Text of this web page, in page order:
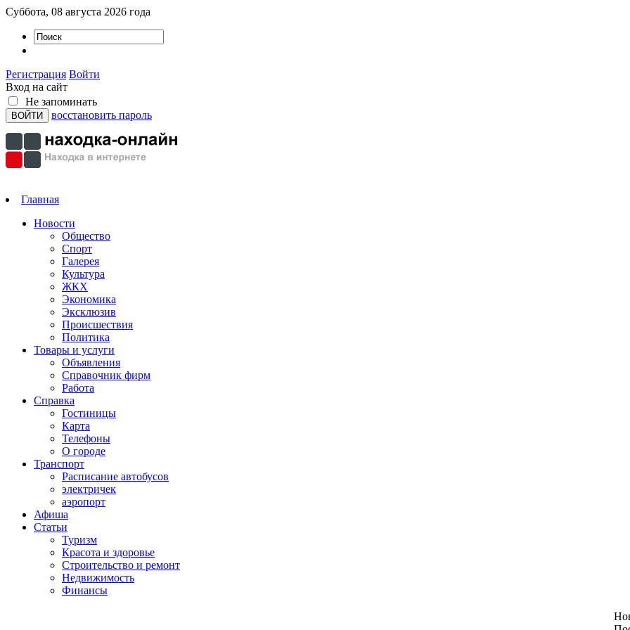
Суббота, 08 августа 2026 года
Регистрация Войти
Вход на сайт
Не запоминать
восстановить пароль
Главная
Новости
Общество
Спорт
Галерея
Культура
ЖКХ
Экономика
Эксклюзив
Проиcшествия
Политика
Товары и услуги
Объявления
Справочник фирм
Работа
Справка
Гостиницы
Карта
Телефоны
О городе
Транспорт
Расписание автобусов
электричек
аэропорт
Афиша
Статьи
Туризм
Красота и здоровье
Строительство и ремонт
Недвижимость
Финансы